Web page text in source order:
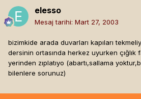
elesso
Mesaj tarihi: Mart 27, 2003
bizimkide arada duvarları kapıları
dersinin ortasında herkez uyurken çığlık
yerinden zıplatıyo (abartı,sallama
bilenlere sorunuz)